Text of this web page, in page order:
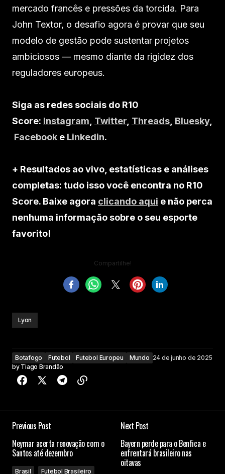
mercado francês e pressões da torcida. Para
John Textor, o desafio agora é provar que seu
modelo de gestão pode sustentar projetos
ambiciosos — mesmo diante da rigidez dos
reguladores europeus.
Siga as redes sociais do R10
Score: Instagram, Twitter, Threads, Bluesky,
Facebook e Linkedin.
+ Resultados ao vivo, estatísticas e análises
completas: tudo isso você encontra no R10
Score. Baixe agora clicando aqui e não perca
nenhuma informação sobre o seu esporte
favorito!
Compartilhe!
Lyon
Botafogo Futebol Futebol Europeu Mundo 24 de junho de 2025
by Tiago Brandão
Previous Post
Neymar acerta renovação com o
Santos até dezembro
Brasil Futebol Brasileiro
Next Post
Bayern perde para o Benfica e
enfrentará brasileiro nas
oitavas